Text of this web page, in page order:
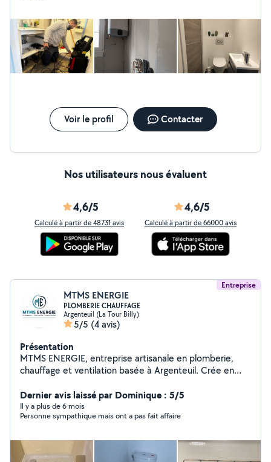
Voir le profil Contacter
Nos utilisateurs nous évaluent
4,6/5
Calculé à partir de 48731 avis
4,6/5
Calculé à partir de 66000 avis
Entreprise
MTMS ENERGIE
PLOMBERIE CHAUFFAGE
Argenteuil (La Tour Billy)
5/5 (4 avis)
Présentation
MTMS ENERGIE, entreprise artisanale en plomberie,
chauffage et ventilation basée à Argenteuil. Crée en
terrain. Nous intervenons pour fuite, débouchage,
rénovation de salle de bain, chaudière, chauffe-eau,
radiateurs et VMC. Travail soigné, délais respectés et
décennale, RC Pro et facture fournies
Dernier avis laissé par Dominique : 5/5
Il y a plus de 6 mois
Personne sympathique mais ont a pas fait affaire